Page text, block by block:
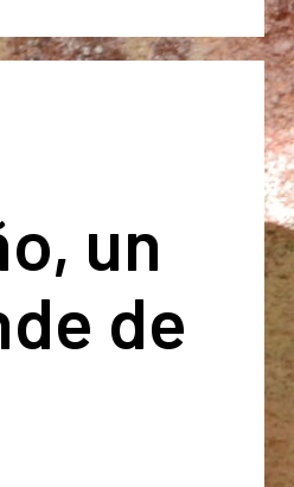
un
de